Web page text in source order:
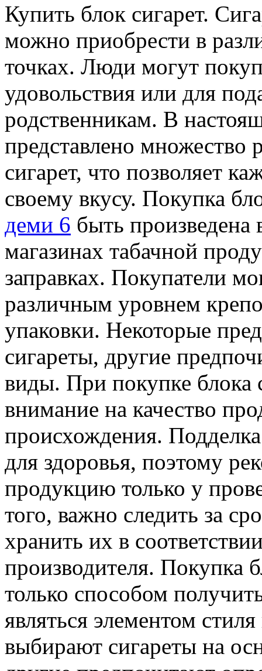
Купить блoк сигaрeт.
можно приобрести в
точках. Люди могут
удовольствия или для
родственникам. В
представлено множество
сигарет, что позволяет
своему вкусу. Покупка
деми 6 быть произведена
магазинах табачной
заправках. Покупатели
различным уровнем
упаковки. Некоторые
сигареты, другие
виды. При покупке блока
внимание на качество
происхождения.
для здоровья, поэтому
продукцию только у
того, важно следить за
хранить их в
производителя. Покупка
только способом
являться элементом
выбирают сигареты на